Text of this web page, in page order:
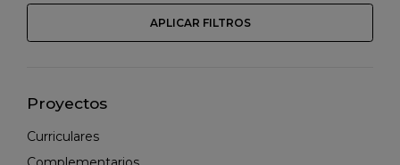
APLICAR FILTROS
Proyectos
Curriculares